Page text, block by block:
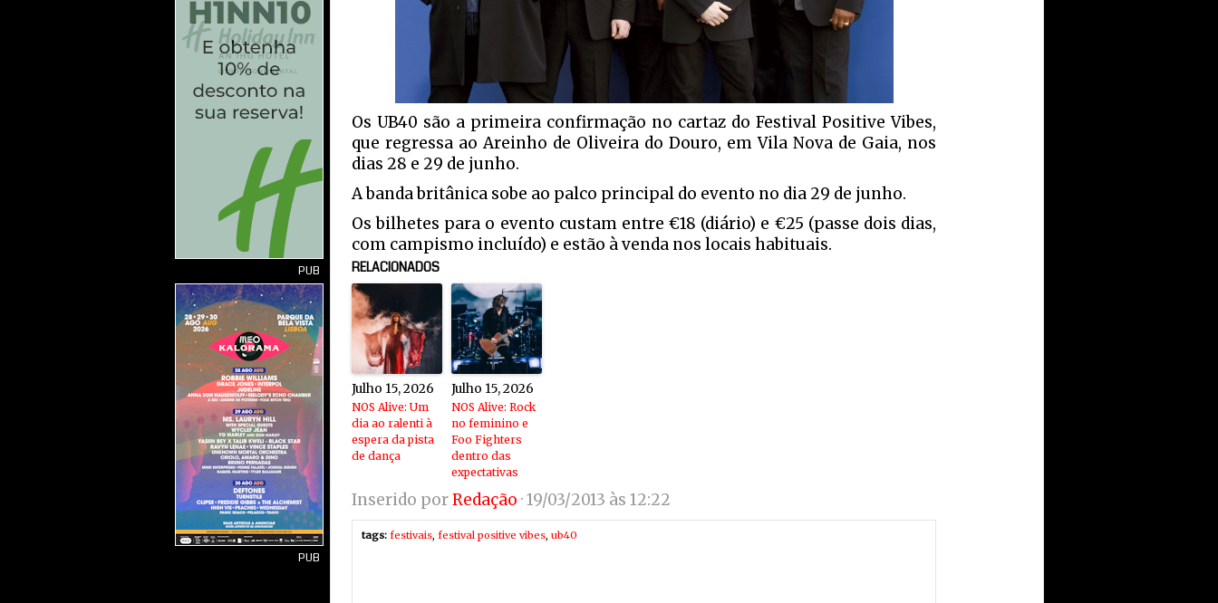
PUB
PUB
Os UB40 são a primeira confirmação no cartaz do Festival Positive Vibes,
que regressa ao Areinho de Oliveira do Douro, em Vila Nova de Gaia, nos
dias 28 e 29 de junho.
A banda britânica sobe ao palco principal do evento no dia 29 de junho.
Os bilhetes para o evento custam entre €18 (diário) e €25 (passe dois dias,
com campismo incluído) e estão à venda nos locais habituais.
RELACIONADOS
Julho 15, 2026
NOS Alive: Um
dia ao ralenti à
espera da pista
de dança
Julho 15, 2026
NOS Alive: Rock
no feminino e
Foo Fighters
dentro das
expectativas
Inserido porRedação · 19/03/2013 às 12:22
tags: festivais, festival positive vibes, ub40